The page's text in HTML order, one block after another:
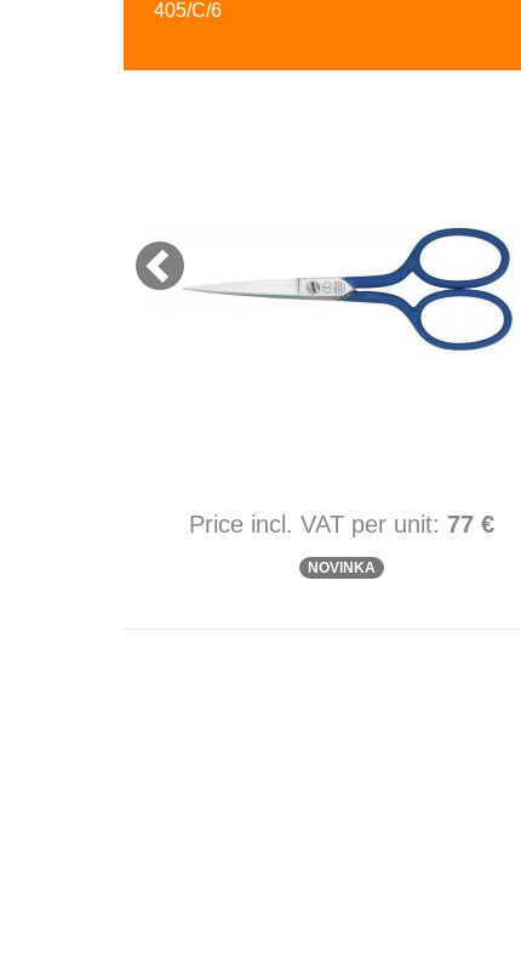
405/C/6
Price incl. VAT per unit: 77 €
NOVINKA